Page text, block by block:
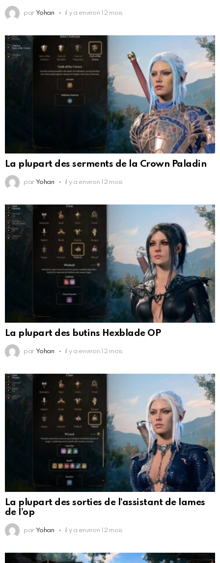
par Yohan il y a environ 12 mois
La plupart des serments de la Crown Paladin
par Yohan il y a environ 12 mois
La plupart des butins Hexblade OP
par Yohan il y a environ 12 mois
La plupart des sorties de l’assistant de lames
de l’op
par Yohan il y a environ 12 mois